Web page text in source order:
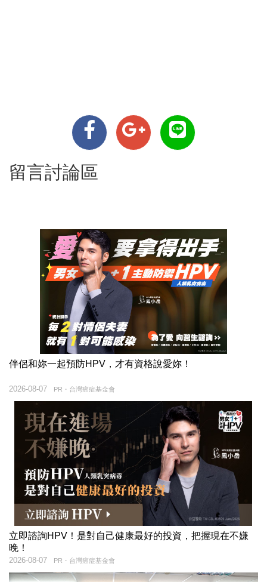
留言討論區
伴侶和妳一起預防HPV，才有資格說愛妳！
PR・台灣癌症基金會
2026-08-07
立即諮詢HPV！是對自己健康最好的投資，把握現在不嫌
晚！
PR・台灣癌症基金會
2026-08-07